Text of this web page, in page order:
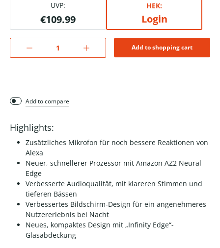
UVP:
€109.99
HEK:
Login
Add to shopping cart
Add to compare
Highlights:
Zusätzliches Mikrofon für noch bessere Reaktionen von
Alexa
Neuer, schnellerer Prozessor mit Amazon AZ2 Neural
Edge
Verbesserte Audioqualität, mit klareren Stimmen und
tieferen Bässen
Verbessertes Bildschirm-Design für ein angenehmeres
Nutzererlebnis bei Nacht
Neues, kompaktes Design mit „Infinity Edge“-
Glasabdeckung